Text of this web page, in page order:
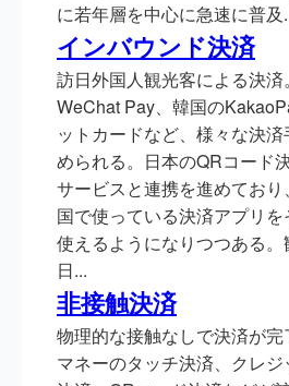
に若年層を中心に急速に普及
インバウンド決済
訪日外国人観光客による決
WeChat Pay、韓国の
ットカードなど、様々な決
められる。日本のQRコード
サービスと連携を進めてお
国で使っている決済アプリ
使えるようになりつつある
日...
非接触決済
物理的な接触なしで決済が
マネーのタッチ決済、クレ